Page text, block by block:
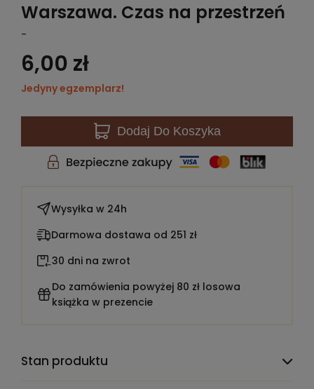
Warszawa. Czas na przestrzeń
-
6,00 zł
Jedyny egzemplarz!
Dodaj Do Koszyka
Wysyłka w 24h
Darmowa dostawa od 251 zł
30 dni na zwrot
Do zamówienia powyżej 80 zł losowa
książka w prezencie
Stan produktu